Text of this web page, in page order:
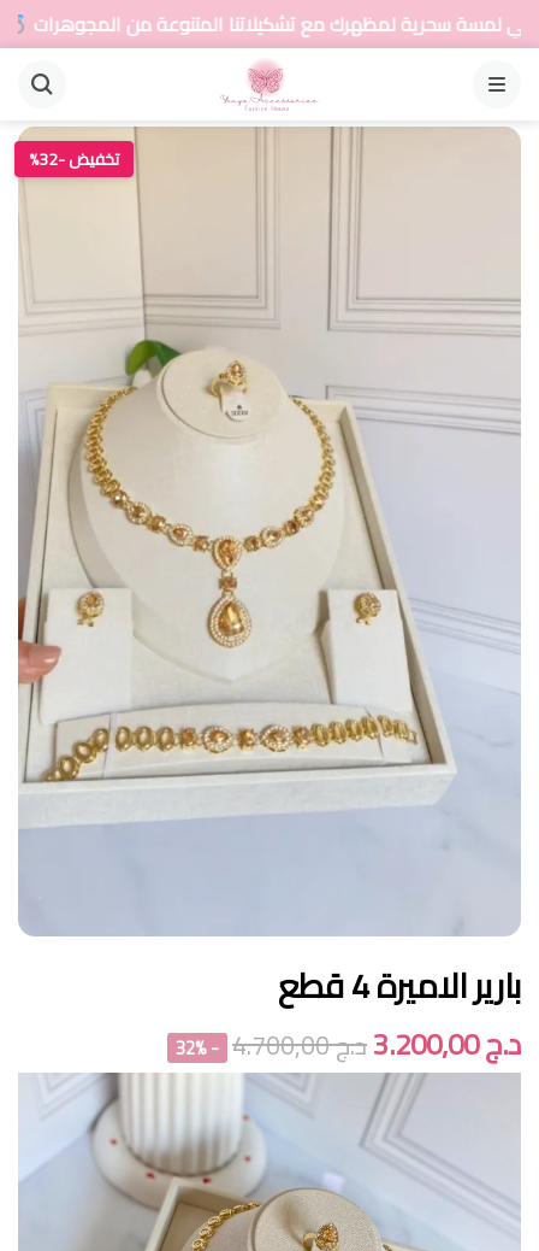
مع تشكيلاتنا المتنوعة من المجوهرات أضيفي
القائمة
تخفيض -32%
بارير الاميرة 4 قطع
د.ج3.200,00 د.ج4.700,00
- 32%